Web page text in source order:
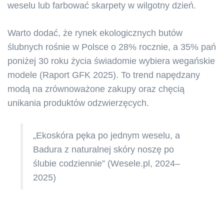
weselu lub farbować skarpety w wilgotny dzień.
Warto dodać, że rynek ekologicznych butów
ślubnych rośnie w Polsce o 28% rocznie, a 35% pań
poniżej 30 roku życia świadomie wybiera wegańskie
modele (Raport GFK 2025). To trend napędzany
modą na zrównoważone zakupy oraz chęcią
unikania produktów odzwierzęcych.
„Ekoskóra pęka po jednym weselu, a
Badura z naturalnej skóry noszę po
ślubie codziennie” (Wesele.pl, 2024–
2025)